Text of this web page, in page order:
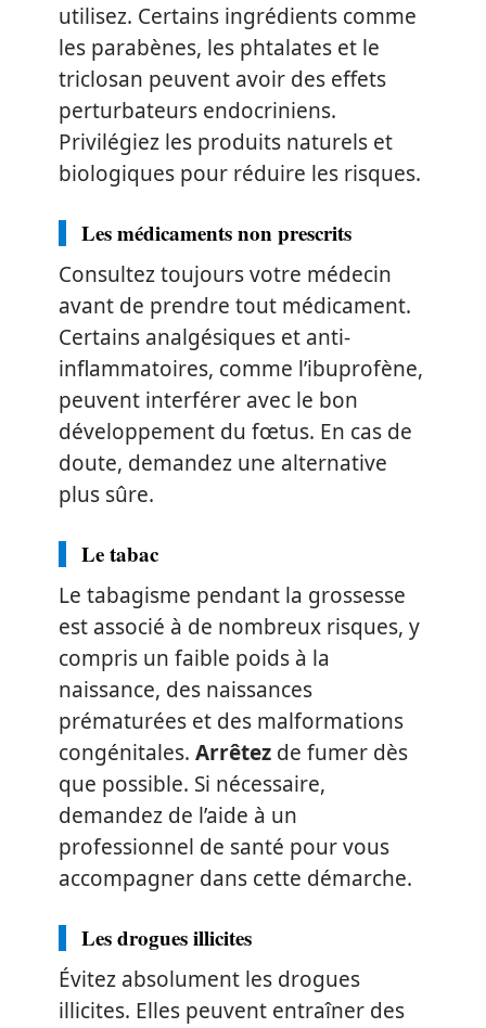
utilisez. Certains ingrédients comme
les parabènes, les phtalates et le
triclosan peuvent avoir des effets
perturbateurs endocriniens.
Privilégiez les produits naturels et
biologiques pour réduire les risques.
Les médicaments non prescrits
Consultez toujours votre médecin
avant de prendre tout médicament.
Certains analgésiques et anti-
inflammatoires, comme l’ibuprofène,
peuvent interférer avec le bon
développement du fœtus. En cas de
doute, demandez une alternative
plus sûre.
Le tabac
Le tabagisme pendant la grossesse
est associé à de nombreux risques, y
compris un faible poids à la
naissance, des naissances
prématurées et des malformations
congénitales. Arrêtez de fumer dès
que possible. Si nécessaire,
demandez de l’aide à un
professionnel de santé pour vous
accompagner dans cette démarche.
Les drogues illicites
Évitez absolument les drogues
illicites. Elles peuvent entraîner des